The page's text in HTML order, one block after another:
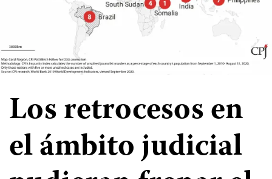
Los retrocesos en
el ámbito judicial